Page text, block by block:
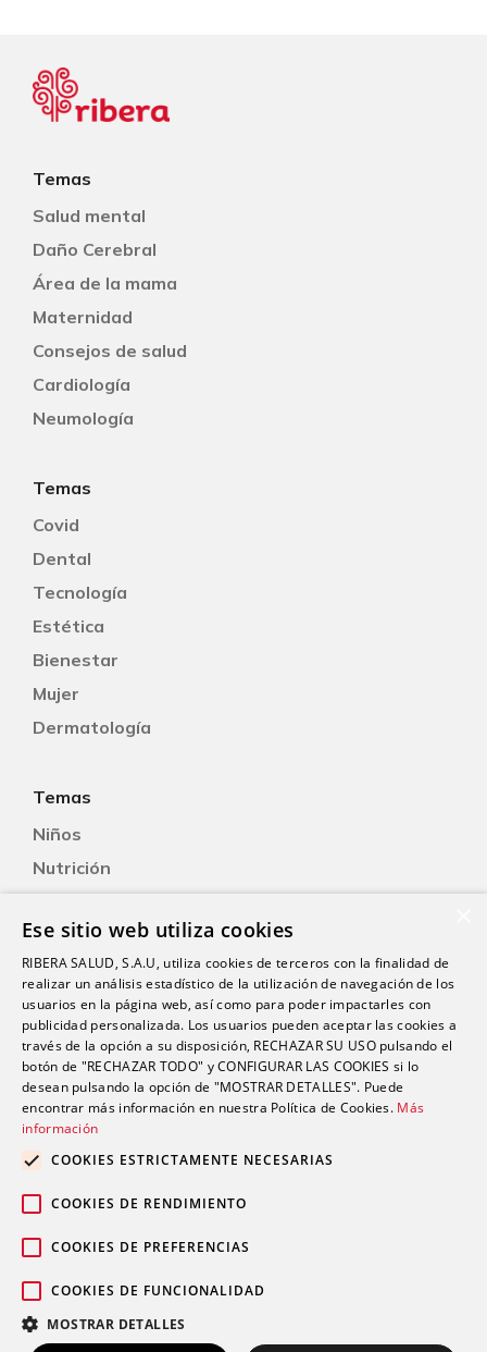
Temas
Salud mental
Daño Cerebral
Área de la mama
Maternidad
Consejos de salud
Cardiología
Neumología
Temas
Covid
Dental
Tecnología
Estética
Bienestar
Mujer
Dermatología
Temas
Niños
Nutrición
Salud Sexual
Oftalmología
Otorrinolaringología
Oncología
Fisioterapia
Contacto
© 2026 Grupo Ribera |
Política de cookies
Ese sitio web utiliza cookies
RIBERA SALUD, S.A.U, utiliza cookies de terceros con la finalidad de
realizar un análisis estadístico de la utilización de navegación de los
usuarios en la página web, así como para poder impactarles con
publicidad personalizada. Los usuarios pueden aceptar las cookies a
través de la opción a su disposición, RECHAZAR SU USO pulsando el
botón de "RECHAZAR TODO" y CONFIGURAR LAS COOKIES si lo
desean pulsando la opción de "MOSTRAR DETALLES". Puede
encontrar más información en nuestra Política de Cookies. Más
información
COOKIES ESTRICTAMENTE NECESARIAS
COOKIES DE RENDIMIENTO
COOKIES DE PREFERENCIAS
COOKIES DE FUNCIONALIDAD
MOSTRAR DETALLES